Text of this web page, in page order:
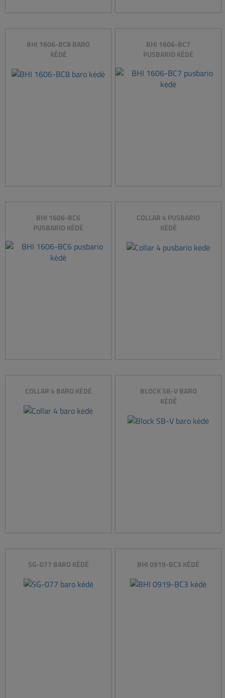
BHI 1606-BC8 BARO
KĖDĖ
BHI 1606-BC7
PUSBARIO KĖDĖ
BHI 1606-BC6
PUSBARIO KĖDĖ
COLLAR 4 PUSBARIO
KĖDĖ
COLLAR 4 BARO KĖDĖ
BLOCK SB-V BARO
KĖDĖ
SG-077 BARO KĖDĖ BHI 0919-BC3 KĖDĖ